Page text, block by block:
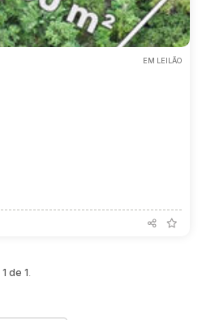
EM LEILÃO
1 de 1